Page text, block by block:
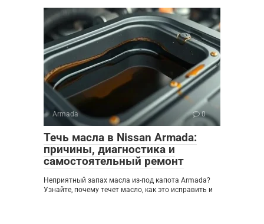
Armada 0
Течь масла в Nissan Armada:
причины, диагностика и
самостоятельный ремонт
Неприятный запах масла из-под капота Armada?
Узнайте, почему течет масло, как это исправить и